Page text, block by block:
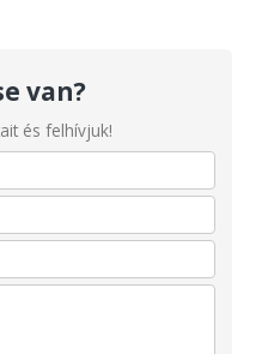
van?
és felhívjuk!